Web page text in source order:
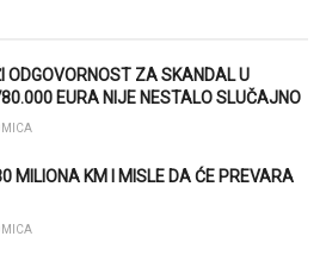
ODGOVORNOST ZA SKANDAL U
EURA NIJE NESTALO SLUČAJNO
MILIONA KM I MISLE DA ĆE PREVARA